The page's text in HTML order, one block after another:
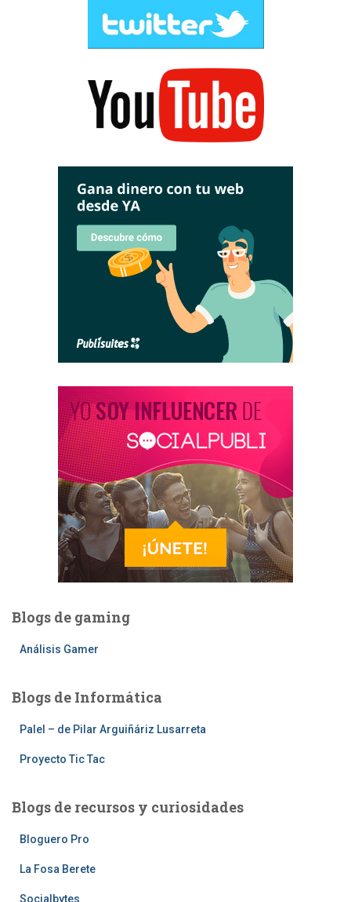
Blogs de gaming
Análisis Gamer
Blogs de Informática
Palel – de Pilar Arguiñáriz Lusarreta
Proyecto Tic Tac
Blogs de recursos y curiosidades
Bloguero Pro
La Fosa Berete
Socialbytes